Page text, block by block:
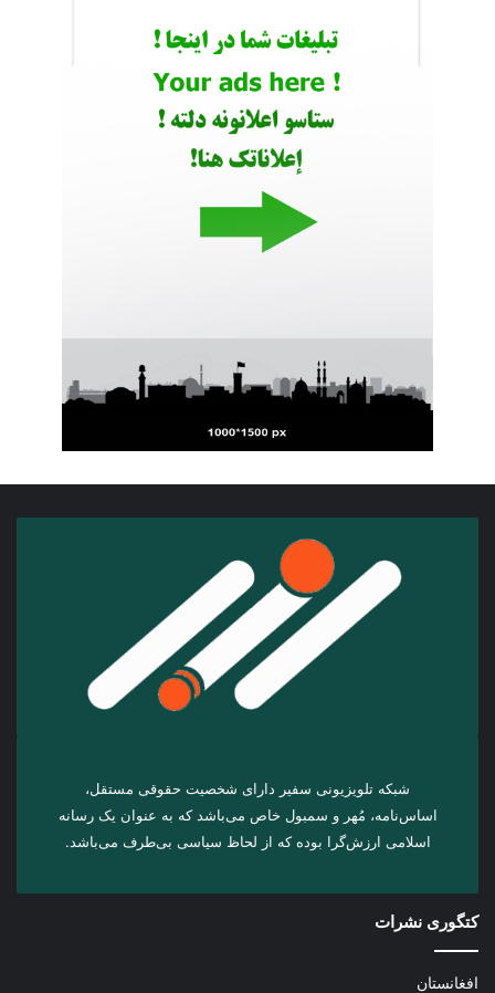
شبکه تلویزیونی سفیر دارای شخصیت حقوقی مستقل،
اساس‌نامه، مُهر و سمبول خاص می‌باشد که به عنوان یک رسانه
اسلامی ارزش‌گرا بوده که از لحاظ سیاسی بی‌طرف می‌باشد.
کتگوری نشرات
افغانستان